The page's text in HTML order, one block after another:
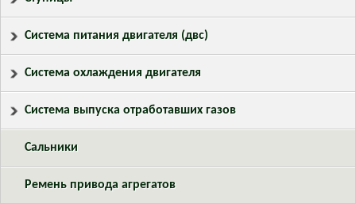
Система питания двигателя (двс)
Система охлаждения двигателя
Система выпуска отработавших газов
Сальники
Ремень привода агрегатов